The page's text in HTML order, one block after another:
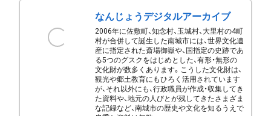
なんじょうデジタルアーカイブ
2006年に佐敷町、知念村、玉城村、大里村の4町
村が合併して誕生した南城市には、世界文化遺
産に指定された斎場御嶽や、国指定の史跡であ
る5つのグスクをはじめとした、有形・無形の
文化財が数多くあります。こうした文化財は、
観光や郷土教育にもひろく活用されています
が、それ以外にも、行政職員が作成・収集してき
た資料や、地元の人びとが残してきたさまざま
な記録など、南城市の歴史や文化を知るうえで